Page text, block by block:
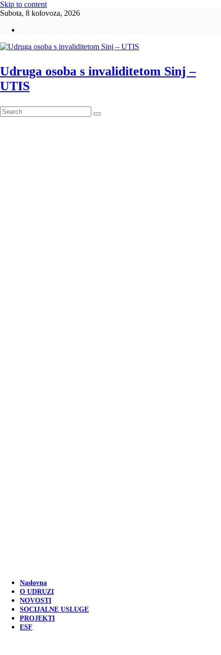
Skip to content
Subota, 8 kolovoza, 2026
Udruga osoba s invaliditetom Sinj –
UTIS
Naslovna
O UDRUZI
NOVOSTI
SOCIJALNE USLUGE
PROJEKTI
ESF